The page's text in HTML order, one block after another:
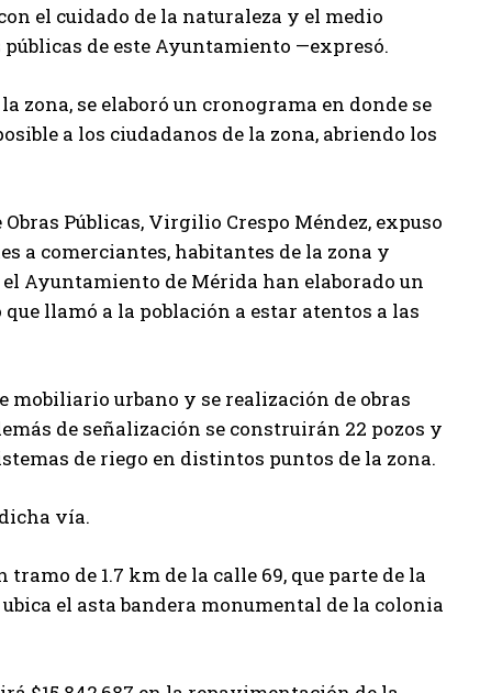
el cuidado de la naturaleza y el medio
de este Ayuntamiento —expresó.
zona, se elaboró un cronograma en donde se
a los ciudadanos de la zona, abriendo los
Públicas, Virgilio Crespo Méndez, expuso
a comerciantes, habitantes de la zona y
Ayuntamiento de Mérida han elaborado un
llamó a la población a estar atentos a las
mobiliario urbano y se realización de obras
de señalización se construirán 22 pozos y
de riego en distintos puntos de la zona.
vía.
de 1.7 km de la calle 69, que parte de la
el asta bandera monumental de la colonia